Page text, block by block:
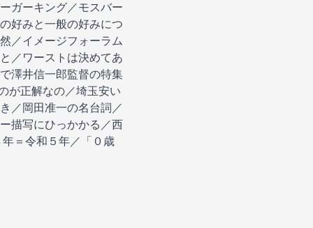
ガーキング／モスバー
好みと一般の好みにつ
／イメージフォーラム
／ワーストは決めてあ
澤井信一郎監督の特集
が正解なの／埼玉安い
／岡田准一の名台詞／
描写にひっかかる／西
＝令和５年／「０歳